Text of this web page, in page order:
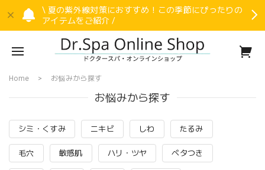
\ 夏の紫外線対策におすすめ！この季節にぴったりの
アイテムをご紹介 /
Home お悩みから探す
お悩みから探す
シミ・くすみ ニキビ しわ たるみ
毛穴 敏感肌 ハリ・ツヤ ベタつき